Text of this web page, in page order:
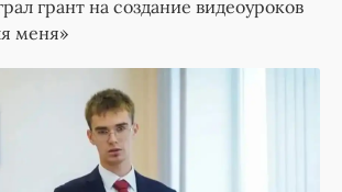
грант на создание видеоуроков
меня»